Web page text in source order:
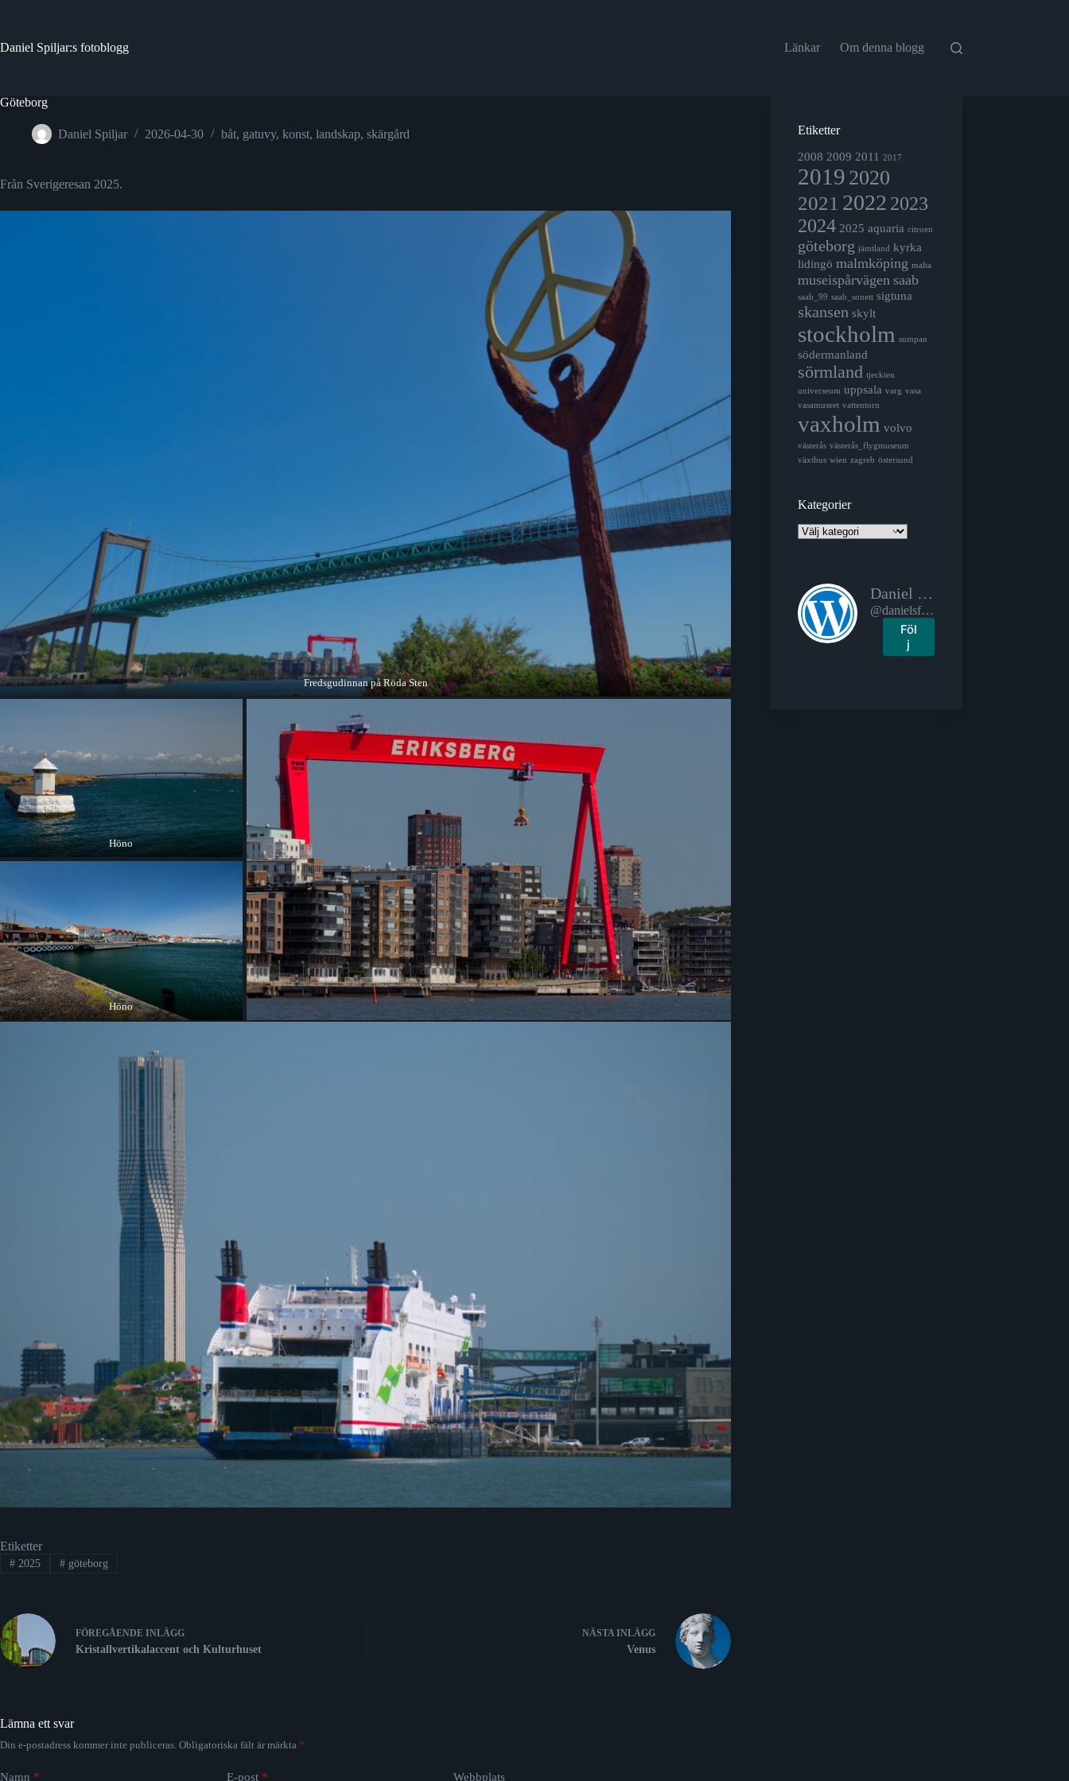
Daniel Spiljar:s fotoblogg
Länkar Om denna blogg
Göteborg
Daniel Spiljar 2026-04-30 båt, gatuvy, konst, landskap, skärgård
Från Sverigeresan 2025.
Fredsgudinnan på Röda Sten
Höno
Höno
Etiketter
#2025 #göteborg
FÖREGÅENDE INLÄGG
Kristallvertikalaccent och Kulturhuset
NÄSTAINLÄGG
Venus
Etiketter
2008 2009 2011 2017
2019 2020
2021 2022 2023
2024 2025 aquaria citroen
göteborg jämtland kyrka
lidingö malmköping malta
museispårvägen saab
saab_99 saab_sonett sigtuna
skansen skylt
stockholm sumpan
södermanland
sörmland tjeckien
universeum uppsala varg vasa
vasamuseet vattentorn
vaxholm volvo
västerås västerås_flygmuseum
växthus wien zagreb östersund
Kategorier
Kategorier
Daniel Spiljar:s fotoblogg
@danielsfotoblogg.se@danielsfotoblogg.se
Föl
j
Lämna ett svar
Din e-postadress kommer inte publiceras. Obligatoriska fält är märkta *
Namn * E-post * Webbplats